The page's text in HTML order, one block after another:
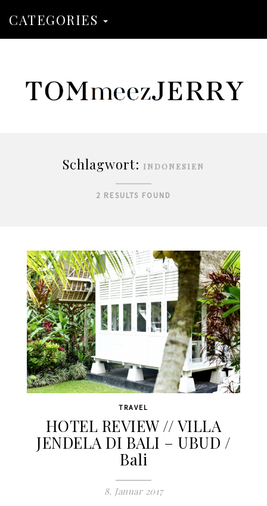
CATEGORIES
Schlagwort: INDONESIEN
2 RESULTS FOUND
TRAVEL
HOTEL REVIEW // VILLA
JENDELA DI BALI – UBUD /
Bali
8. Januar 2017